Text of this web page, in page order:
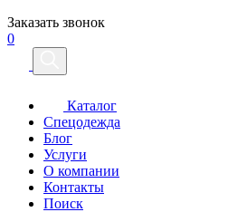
Заказать звонок
0
Каталог
Спецодежда
Блог
Услуги
О компании
Контакты
Поиск